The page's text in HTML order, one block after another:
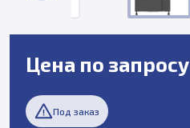
Цена по запросу
Под заказ